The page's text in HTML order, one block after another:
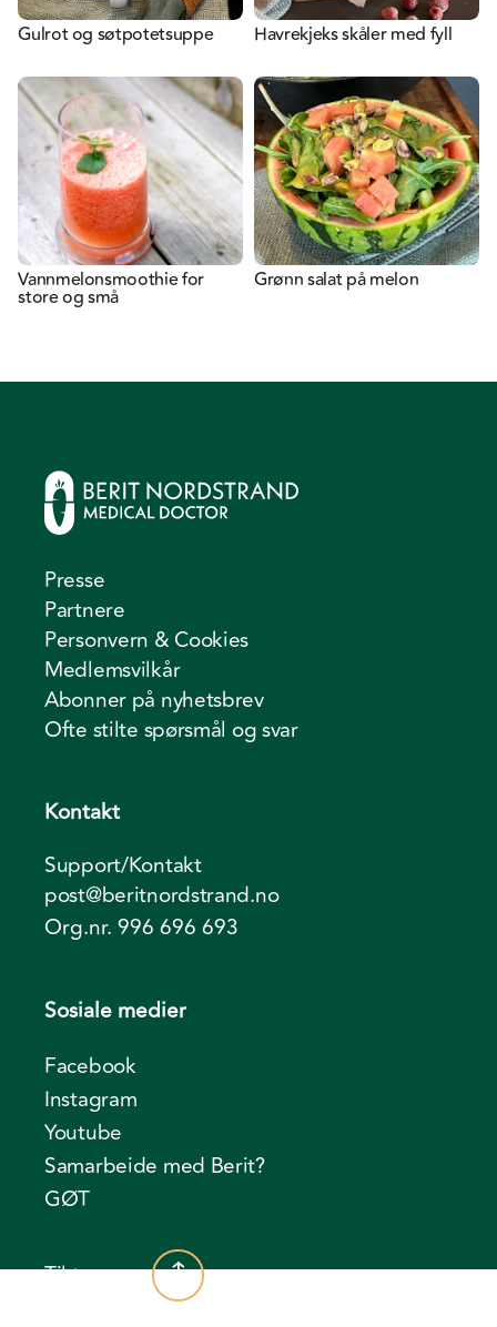
Gulrot og søtpotetsuppe Havrekjeks skåler med fyll
Vannmelonsmoothie for
store og små
Grønn salat på melon
Presse
Partnere
Personvern & Cookies
Medlemsvilkår
Abonner på nyhetsbrev
Ofte stilte spørsmål og svar
Kontakt
Support/Kontakt
post@beritnordstrand.no
Org.nr. 996 696 693
Sosiale medier
Facebook
Instagram
Youtube
Samarbeide med Berit?
GØT
Til toppen